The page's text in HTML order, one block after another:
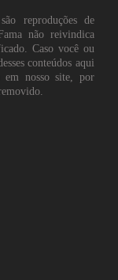
reproduções de
não reivindica
Caso você ou
conteúdos aqui
em nosso site, por